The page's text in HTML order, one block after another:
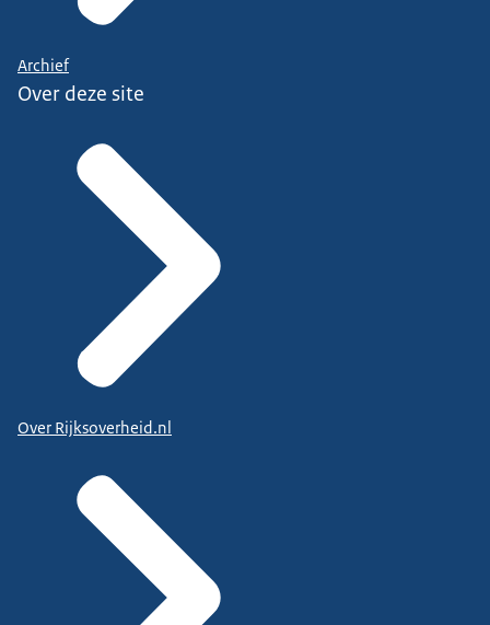
Archief
Over deze site
Over Rijksoverheid.nl